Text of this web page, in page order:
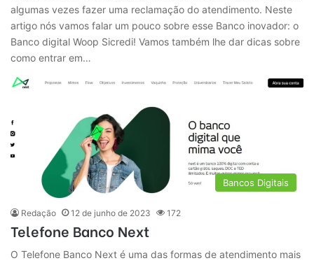
algumas vezes fazer uma reclamação do atendimento. Neste
artigo nós vamos falar um pouco sobre esse Banco inovador: o
Banco digital Woop Sicredi! Vamos também lhe dar dicas sobre
como entrar em…
Bancos Digitais
Redação 12 de junho de 2023 172
Telefone Banco Next
O Telefone Banco Next é uma das formas de atendimento mais